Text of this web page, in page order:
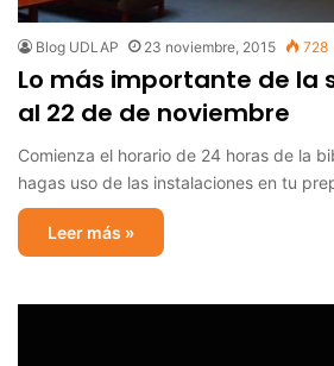
Blog UDLAP 23 noviembre, 2015 728
Lo más importante de la
al 22 de de noviembre
Comienza el horario de 24 horas de la
hagas uso de las instalaciones en tu
Leer más »